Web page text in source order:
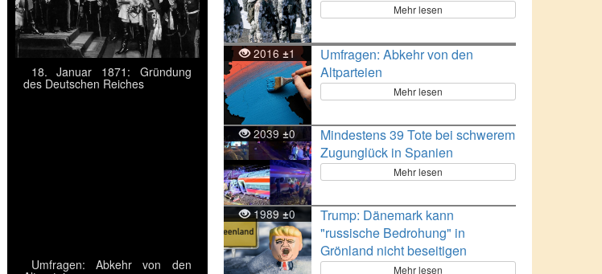
18. Januar 1871: Gründung
des Deutschen Reiches
Umfragen: Abkehr von den
Mehr lesen
2016±1
Umfragen: Abkehr von den
Altparteien
Mehr lesen
2039±0
Mindestens 39 Tote bei schwerem
Zugunglück in Spanien
Mehr lesen
1989±0
Trump: Dänemark kann
"russische Bedrohung" in
Grönland nicht beseitigen
Mehr lesen